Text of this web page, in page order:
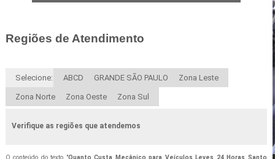
Regiões de Atendimento
Selecione: ABCD GRANDE SÃO PAULO Zona Leste
Zona Norte Zona Oeste Zona Sul
Verifique as regiões que atendemos
O conteúdo do texto "Quanto Custa Mecânico para Veículos Leves 24 Horas Santo